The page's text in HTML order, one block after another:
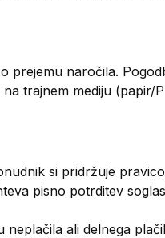
naročila.
trajnem mediju (papir/
si pridržuje
pisno potrditev
ali delnega